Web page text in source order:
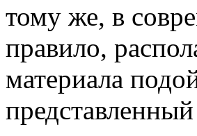
тому же, в
правило,
материала